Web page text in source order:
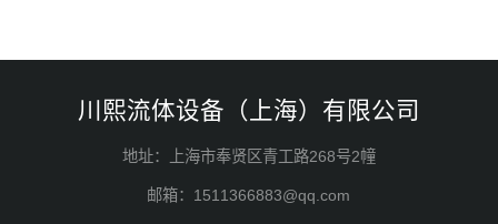
川熙流体设备（上海）有限公司
地址：上海市奉贤区青工路268号2幢
邮箱：1511366883@qq.com